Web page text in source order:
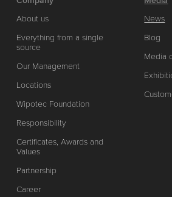
About us
Everything from a single
source
Our Management
Locations
Wipotec Foundation
Responsibility
Certificates, Awards and
Values
Partnership
Career
News
Blog
Media